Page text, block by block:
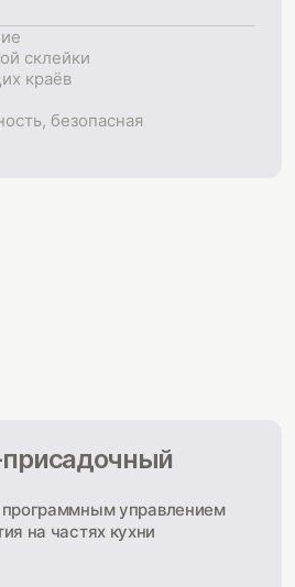
склейки
краёв
безопасная
управлением
на частях кухни